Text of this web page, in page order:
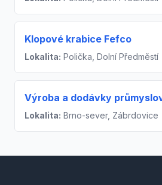
Klopové krabice Fefco
Lokalita: Polička, Dolní Předměstí
Výroba a dodávky
Lokalita: Brno-sever, Zábrdovice